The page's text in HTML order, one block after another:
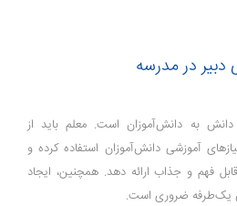
در مدرسه
دانش به دانش‌آموزان است. معلم باید از
آموزشی دانش‌آموزان استفاده کرده و
فهم و جذاب ارائه دهد. همچنین، ایجاد
یک‌طرفه ضروری است.